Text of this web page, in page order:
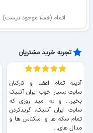
اتمام (فعلا موجود نیست)
تجربه خرید مشتریان
آدینه تمام اعضا و کارکنان
سایت بسیار خوب ايران آنتیک
بخیر... و به امید روزی که
سایت ايران آنتیک، گریدکردن
تمام سکه ها و اسکناس ها و
مدال های...